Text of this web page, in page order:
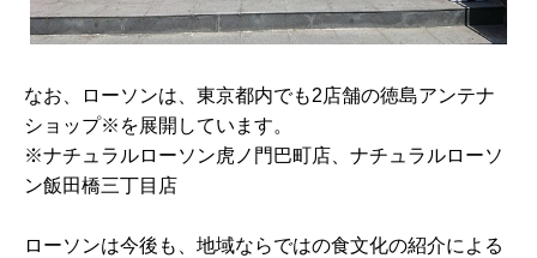
なお、ローソンは、東京都内でも2店舗の徳島アンテナ
ショップ※を展開しています。
※ナチュラルローソン虎ノ門巴町店、ナチュラルローソ
ン飯田橋三丁目店
ローソンは今後も、地域ならではの食文化の紹介による